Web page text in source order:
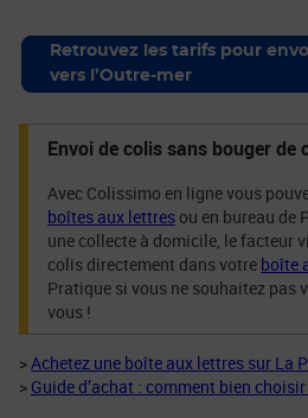
Retrouvez les tarifs pour
vers l’Outre-mer
Envoi de colis sans bouger de
Avec Colissimo en ligne vous
boîtes aux lettres ou en bureau de
une collecte à domicile, le facteur
colis directement dans votre boîte
Pratique si vous ne souhaitez pas
vous !
>Achetez une boîte aux lettres sur La
> Guide d’achat : comment bien